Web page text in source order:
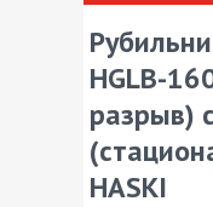
HGLB-
разрыв)
HASKI